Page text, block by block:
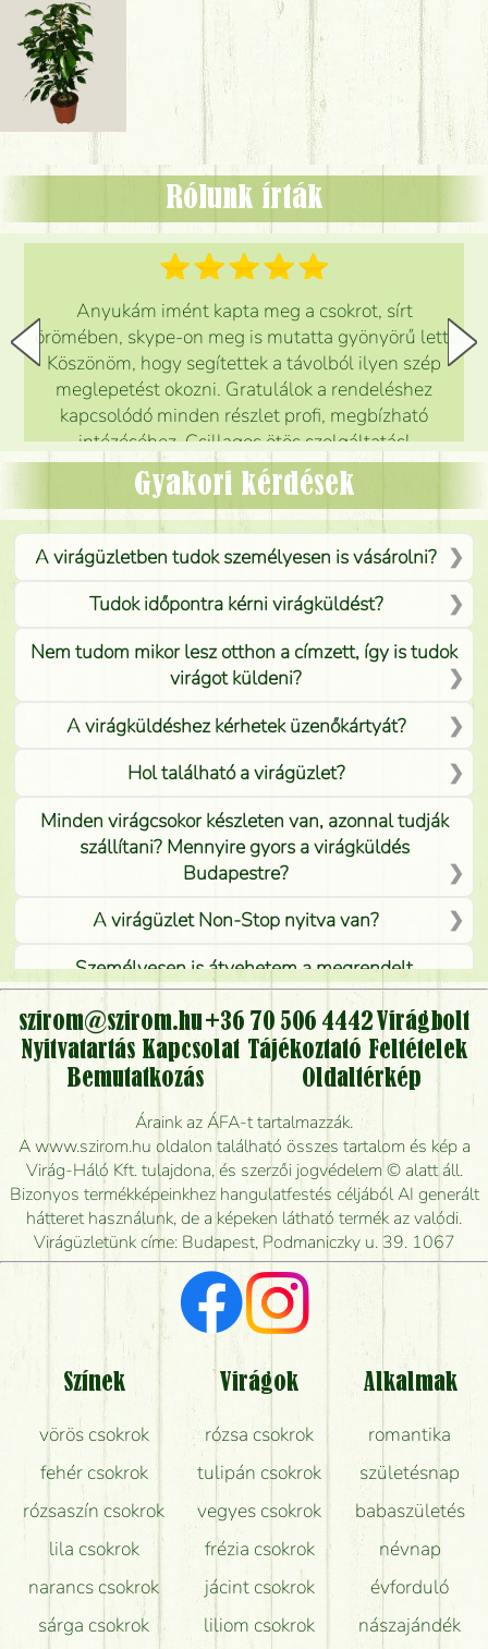
Rólunk írták
Anyukám imént kapta meg a csokrot, sírt
örömében, skype-on meg is mutatta gyönyörű lett.
Köszönöm, hogy segítettek a távolból ilyen szép
meglepetést okozni. Gratulálok a rendeléshez
kapcsolódó minden részlet profi, megbízható
intézéséhez. Csillagos ötös szolgáltatás!
Mónika
Gyakori kérdések
A virágüzletben tudok személyesen is vásárolni?
Tudok időpontra kérni virágküldést?
Nem tudom mikor lesz otthon a címzett, így is tudok
virágot küldeni?
A virágküldéshez kérhetek üzenőkártyát?
Hol található a virágüzlet?
Minden virágcsokor készleten van, azonnal tudják
szállítani? Mennyire gyors a virágküldés
Budapestre?
A virágüzlet Non-Stop nyitva van?
Személyesen is átvehetem a megrendelt
virágcsokrot, vagy csak virágküldéssel, kiszállítással
kérhető?
Vidékre is lehet rendelni?
Meddig rendelhetek virágküldést úgy, hogy még ma
kiszállítsák?
Mennyire gyorsan tudják elkészíteni a csokrot, és
mikor tudják leghamarabb kiszállítani?
Vörös rózsát keresek, van önöknél?
Milyen visszajelzést kapok a virágküldésről?
Tényleg azt kapom, ami a képen van?
Mit kell tudni a virágcsokrok szállításáról?
Hogy marad a lehető legtovább friss a csokor?
Tudok adventi koszorút vásárolni boltban?
szirom@szirom.hu +36 70 506 4442 Virágbolt
Nyitvatartás Kapcsolat Tájékoztató Feltételek
Bemutatkozás
Oldaltérkép
Áraink az ÁFA-t tartalmazzák.
A www.szirom.hu oldalon található összes tartalom és kép a
Virág-Háló Kft. tulajdona, és szerzői jogvédelem © alatt áll.
Bizonyos termékképeinkhez hangulatfestés céljából AI generált
hátteret használunk, de a képeken látható termék az valódi.
Virágüzletünk címe: Budapest, Podmaniczky u. 39. 1067
Színek
vörös csokrok
fehér csokrok
rózsaszín csokrok
lila csokrok
narancs csokrok
sárga csokrok
Virágok
rózsa csokrok
tulipán csokrok
vegyes csokrok
frézia csokrok
jácint csokrok
liliom csokrok
Alkalmak
romantika
születésnap
babaszületés
névnap
évforduló
nászajándék